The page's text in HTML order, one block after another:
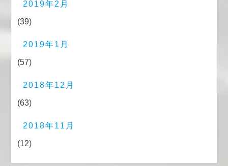
2019年2月
(39)
2019年1月
(57)
2018年12月
(63)
2018年11月
(12)